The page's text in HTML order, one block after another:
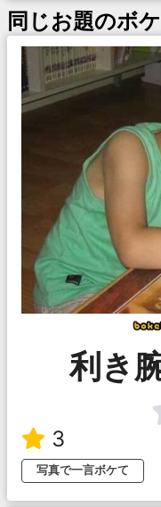
同じお題のボケ
利き
3
写真で一言ボケて